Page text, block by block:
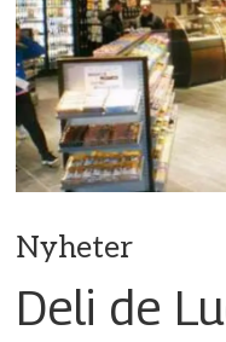
Nyheter
Deli de